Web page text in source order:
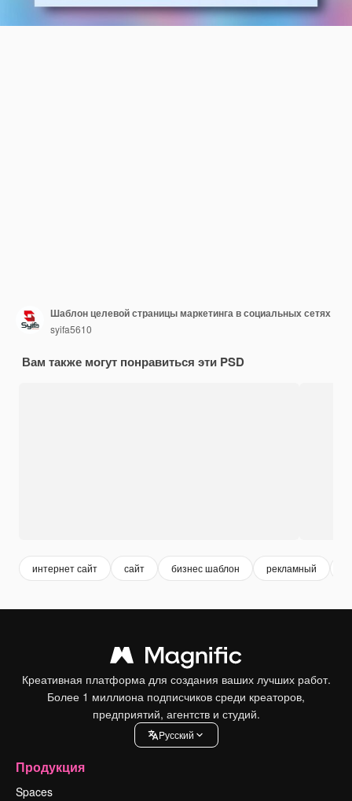
Шаблон целевой страницы маркетинга в социальных сетях
syifa5610
Вам также могут понравиться эти PSD
интернет сайт сайт бизнес шаблон рекламный
Креативная платформа для создания ваших лучших работ.
Более 1 миллиона подписчиков среди креаторов,
предприятий, агентств и студий.
Pусский
Продукция
Spaces